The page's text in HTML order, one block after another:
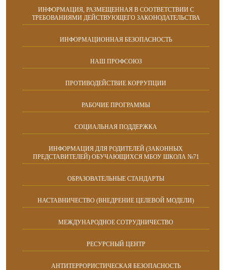
ИНФОРМАЦИЯ, РАЗМЕЩЕННАЯ В СООТВЕТСТВИИ С
ТРЕБОВАНИЯМИ ДЕЙСТВУЮЩЕГО ЗАКОНОДАТЕЛЬСТВА
ИНФОРМАЦИОННАЯ БЕЗОПАСНОСТЬ
НАШ ПРОФСОЮЗ
ПРОТИВОДЕЙСТВИЕ КОРРУПЦИИ
РАБОЧИЕ ПРОГРАММЫ
СОЦИАЛЬНАЯ ПОДДЕРЖКА
ИНФОРМАЦИЯ ДЛЯ РОДИТЕЛЕЙ (ЗАКОННЫХ
ПРЕДСТАВИТЕЛЕЙ) ОБУЧАЮЩИХСЯ МБОУ ШКОЛА №71
ОБРАЗОВАТЕЛЬНЫЕ СТАНДАРТЫ
НАСТАВНИЧЕСТВО (ВНЕДРЕНИЕ ЦЕЛЕВОЙ МОДЕЛИ)
МЕЖДУНАРОДНОЕ СОТРУДНИЧЕСТВО
РЕСУРСНЫЙ ЦЕНТР
АНТИТЕРРОРИСТИЧЕСКАЯ БЕЗОПАСНОСТЬ